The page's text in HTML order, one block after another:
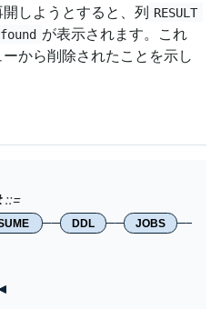
しようとすると、列 RESULT
が表示されます。これ
から削除されたことを示し
DDL JOBS